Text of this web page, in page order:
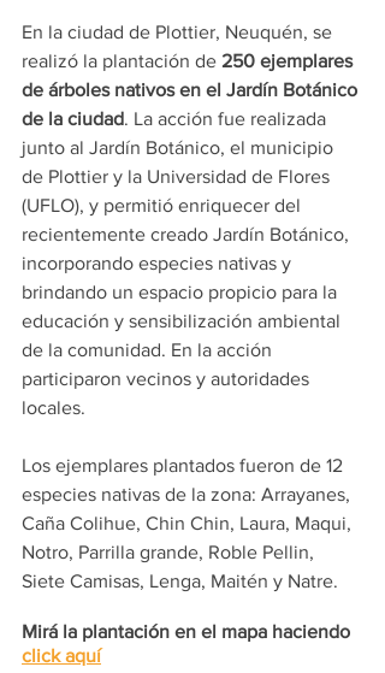
En la ciudad de Plottier, Neuquén, se
realizó la plantación de 250 ejemplares
de árboles nativos en el Jardín Botánico
de la ciudad. La acción fue realizada
junto al Jardín Botánico, el municipio
de Plottier y la Universidad de Flores
(UFLO), y permitió enriquecer del
recientemente creado Jardín Botánico,
incorporando especies nativas y
brindando un espacio propicio para la
educación y sensibilización ambiental
de la comunidad. En la acción
participaron vecinos y autoridades
locales.
Los ejemplares plantados fueron de 12
especies nativas de la zona: Arrayanes,
Caña Colihue, Chin Chin, Laura, Maqui,
Notro, Parrilla grande, Roble Pellin,
Siete Camisas, Lenga, Maitén y Natre.
Mirá la plantación en el mapa haciendo
click aquí